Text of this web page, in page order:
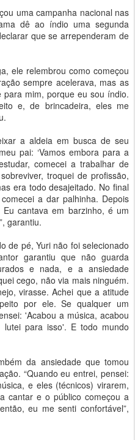
uma campanha nacional nas
dê ao índio uma segunda
que se arrependeram de
ele relembrou como começou
sempre acelerava, mas as
mim, porque eu sou índio.
e, de brincadeira, eles me
a aldeia em busca de seu
pai: ‘Vamos embora para a
comecei a trabalhar de
troquei de profissão,
era todo desajeitado. No final
a dar palhinha. Depois
cantava em barzinho, é um
garantiu.
de pé, Yuri não foi selecionado
garantiu que não guarda
e nada, e a ansiedade
cego, não via mais ninguém.
virasse. Achei que a atitude
por ele. Se qualquer um
'Acabou a música, acabou
para isso'. E todo mundo
da ansiedade que tomou
“Quando eu entrei, pensei:
e eles (técnicos) virarem,
cantar e o público começou a
eu me senti confortável”,